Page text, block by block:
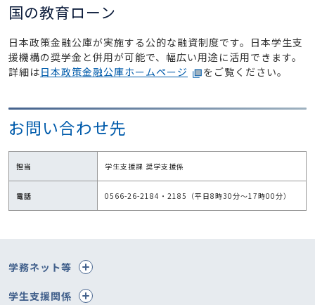
国の教育ローン
日本政策金融公庫が実施する公的な融資制度です。日本学生支
援機構の奨学金と併用が可能で、幅広い用途に活用できます。
詳細は日本政策金融公庫ホームページ をご覧ください。
お問い合わせ先
担当 学生支援課 奨学支援係
電話 0566-26-2184・2185（平日8時30分～17時00分）
学務ネット等
学生支援関係